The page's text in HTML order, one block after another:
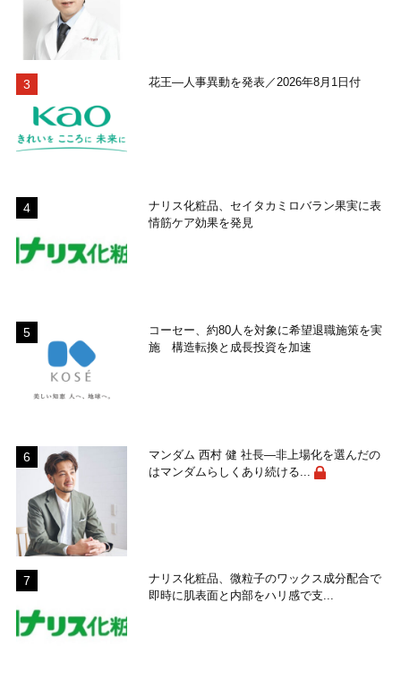
花王―人事異動を発表／2026年8月1日付
ナリス化粧品、セイタカミロバラン果実に表
情筋ケア効果を発見
コーセー、約80人を対象に希望退職施策を実
施 構造転換と成長投資を加速
マンダム 西村 健 社長―非上場化を選んだの
はマンダムらしくあり続ける...
ナリス化粧品、微粒子のワックス成分配合で
即時に肌表面と内部をハリ感で支...